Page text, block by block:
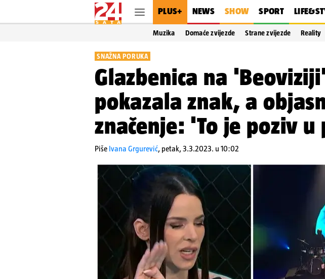
PLUS+ NEWS SHOW SPORT
Muzika Domaće zvijezde Strane zvijezde Reality
SNAŽNA PORUKA
Glazbenica na
pokazala znak, a
značenje: 'To je poziv u
Piše Ivana Grgurević, petak, 3.3.2023. u 10:02